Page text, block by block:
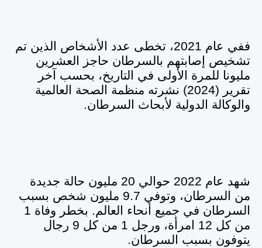
ففي عام 2021، تخطى عدد الأشخاص الذين تم
تشخيص إصابتهم بالسرطان حاجز العشرين
مليونا للمرة الأولى في التاريخ، بحسب آخر
تقرير (2024) نشرته منظمة الصحة العالمية
والوكالة الدولية لأبحاث السرطان.
شهد عام 2022 حوالي 20 مليون حالة جديدة
من السرطان، وتوفي 9.7 مليون شخص بسبب
السرطان في جميع أنحاء العالم. بخطر وفاة 1
من كل 12 امرأة، ورجل 1 من كل 9 رجال
يتوفون بسبب السرطان.